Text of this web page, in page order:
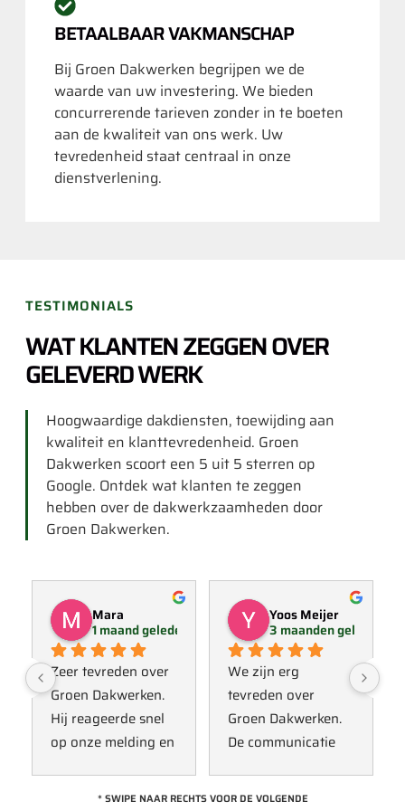
BETAALBAAR VAKMANSCHAP
Bij Groen Dakwerken begrijpen we de
waarde van uw investering. We bieden
concurrerende tarieven zonder in te boeten
aan de kwaliteit van ons werk. Uw
tevredenheid staat centraal in onze
dienstverlening.
TESTIMONIALS
WAT KLANTEN ZEGGEN OVER
GELEVERD WERK
Hoogwaardige dakdiensten, toewijding aan
kwaliteit en klanttevredenheid. Groen
Dakwerken scoort een 5 uit 5 sterren op
Google. Ontdek wat klanten te zeggen
hebben over de dakwerkzaamheden door
Groen Dakwerken.
Mara
1 maand geleden
Zeer tevreden over
Groen Dakwerken.
Hij reageerde snel
op onze melding en
een collega kijken
Yoos Meijer
3 maanden geleden
We zijn erg
tevreden over
Groen Dakwerken.
De communicatie
met Jan, hij heeft
* SWIPE NAAR RECHTS VOOR DE VOLGENDE